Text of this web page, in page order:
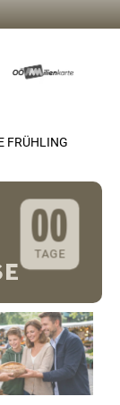
FRÜHLING
00
TAGE